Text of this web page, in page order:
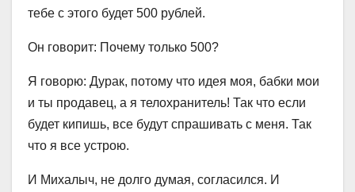
тебе с этого будет 500 рублей.
Он говорит: Почему только 500?
Я говорю: Дурак, потому что идея моя, бабки мои
и ты продавец, а я телохранитель! Так что если
будет кипишь, все будут спрашивать с меня. Так
что я все устрою.
И Михалыч, не долго думая, согласился. И